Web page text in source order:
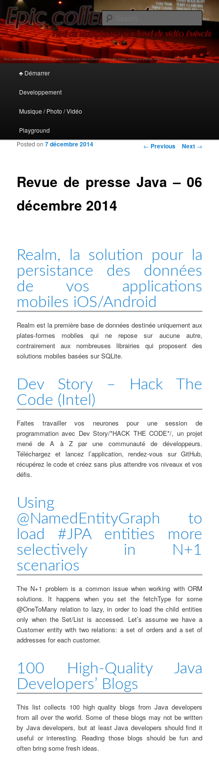
Epic Coffee Mix'
De la ligne de code aux traits imprévisibles
Skip to primary content
Skip to secondary content
♣ Démarrer
Developpement
Musique / Photo / Vidéo
Playground
Post navigation
← Previous Next →
Revue de presse Java – 06
décembre 2014
Posted on7 décembre 2014
Realm, la solution pour la
persistance des données
de vos applications
mobiles iOS/Android
Realm est la première base de données destinée uniquement aux
plates-formes mobiles qui ne repose sur aucune autre,
contrairement aux nombreuses librairies qui proposent des
solutions mobiles basées sur SQLite.
Dev Story – Hack The
Code (Intel)
Faites travailler vos neurones pour une session de
programmation avec Dev Story/*HACK THE CODE*/, un projet
mené de A à Z par une communauté de développeurs.
Téléchargez et lancez l’application, rendez-vous sur GitHub,
récupérez le code et créez sans plus attendre vos niveaux et vos
défis.
Using
@NamedEntityGraph to
load #JPA entities more
selectively in N+1
scenarios
The N+1 problem is a common issue when working with ORM
solutions. It happens when you set the fetchType for some
@OneToMany relation to lazy, in order to load the child entities
only when the Set/List is accessed. Let’s assume we have a
Customer entity with two relations: a set of orders and a set of
addresses for each customer.
100 High-Quality Java
Developers’ Blogs
This list collects 100 high quality blogs from Java developers
from all over the world. Some of these blogs may not be written
by Java developers, but at least Java developers should find it
useful or interesting. Reading those blogs should be fun and
often bring some fresh ideas.